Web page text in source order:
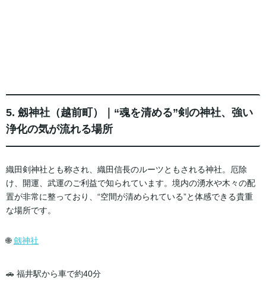
5. 劔神社（越前町）｜“魂を清める”剣の神社、強い
浄化の気が流れる場所
織田剣神社とも称され、織田信長のルーツともされる神社。厄除
け、開運、武運のご利益で知られています。境内の湧水や木々の配
置が非常に整っており、“空間が清められている”と体感できる貴重
な場所です。
🌐劔神社
🚗 福井駅から車で約40分